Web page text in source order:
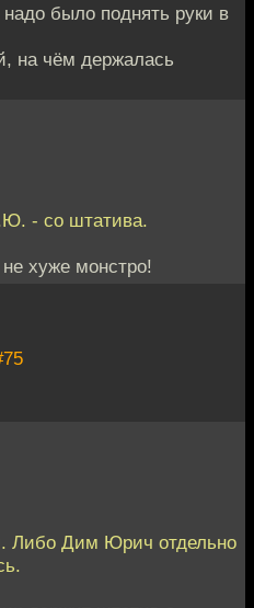
было поднять руки в
на чём держалась
- со штатива.
хуже монстро!
Либо Дим Юрич отдельно